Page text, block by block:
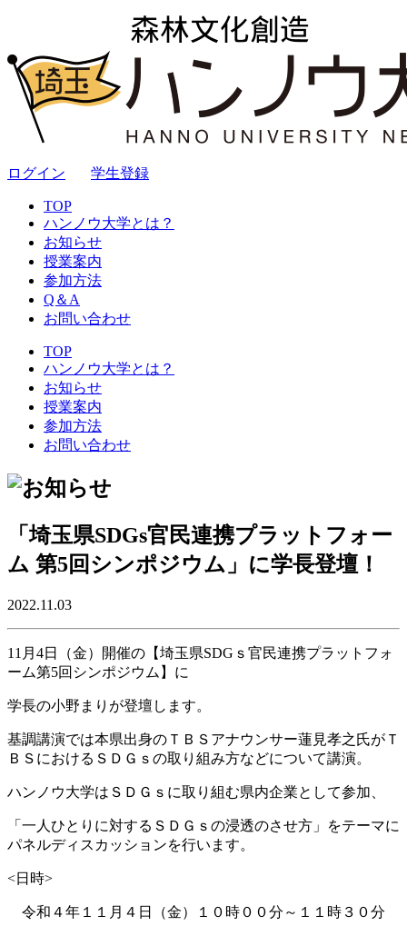
ログイン 学生登録
TOP
ハンノウ大学とは？
お知らせ
授業案内
参加方法
Q＆A
お問い合わせ
TOP
ハンノウ大学とは？
お知らせ
授業案内
参加方法
お問い合わせ
「埼玉県SDGs官民連携プラットフォー
ム 第5回シンポジウム」に学長登壇！
2022.11.03
11月4日（金）開催の【埼玉県SDGｓ官民連携プラットフォ
ーム第5回シンポジウム】に
学長の小野まりが登壇します。
基調講演では本県出身のＴＢＳアナウンサー蓮見孝之氏がＴ
ＢＳにおけるＳＤＧｓの取り組み方などについて講演。
ハンノウ大学はＳＤＧｓに取り組む県内企業として参加、
「一人ひとりに対するＳＤＧｓの浸透のさせ方」をテーマに
パネルディスカッションを行います。
<日時>
令和４年１１月４日（金）１０時００分～１１時３０分